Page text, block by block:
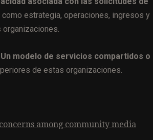
estrategia, operaciones, ingresos y
Un modelo de servicios compartidos o
de estas organizaciones.
among community media